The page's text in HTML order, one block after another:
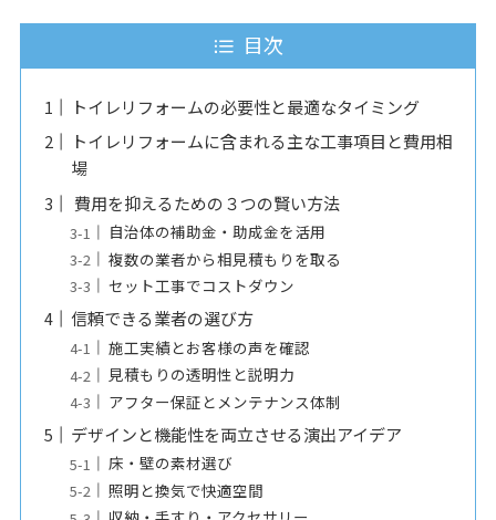
目次
トイレリフォームの必要性と最適なタイミング
トイレリフォームに含まれる主な工事項目と費用相
場
費用を抑えるための３つの賢い方法
自治体の補助金・助成金を活用
複数の業者から相見積もりを取る
セット工事でコストダウン
信頼できる業者の選び方
施工実績とお客様の声を確認
見積もりの透明性と説明力
アフター保証とメンテナンス体制
デザインと機能性を両立させる演出アイデア
床・壁の素材選び
照明と換気で快適空間